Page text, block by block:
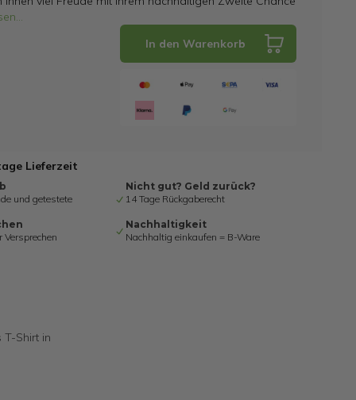
...
In den Warenkorb
Lieferzeit
und getestete
Nicht gut? Geld zurück?
14 Tage Rückgaberecht
Nachhaltigkeit
Nachhaltig einkaufen = B-Ware
Shirt in